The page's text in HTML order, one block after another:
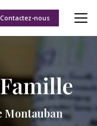
Contactez-nous
Montauban